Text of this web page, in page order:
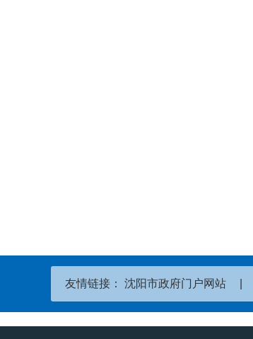
友情链接： 沈阳市政府门户网站